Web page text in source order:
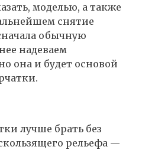
моделью, а также
снятие
обычную
надеваем
она и будет основой
лучше брать без
рельефа —